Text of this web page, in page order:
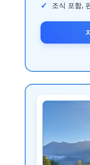
조식 포함,